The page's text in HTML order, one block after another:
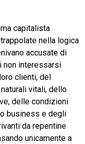
capitalista
nella logica
accusate di
non interessarsi
clienti, del
vitali, dello
delle condizioni
business e degli
da repentine
unicamente a